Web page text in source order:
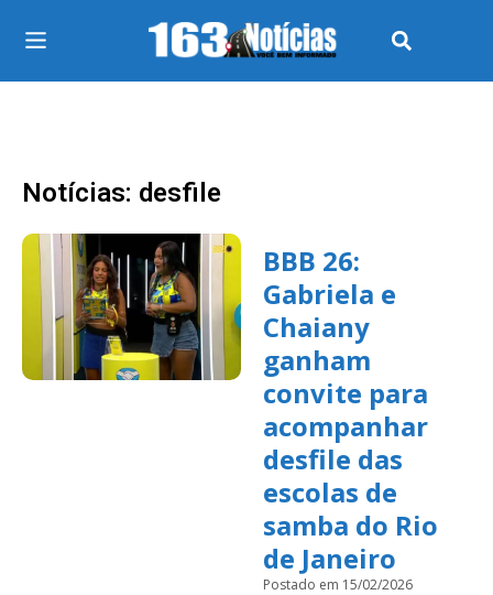
Notícias: desfile
BBB 26:
Gabriela e
Chaiany
ganham
convite para
acompanhar
desfile das
escolas de
samba do Rio
de Janeiro
Postado em 15/02/2026